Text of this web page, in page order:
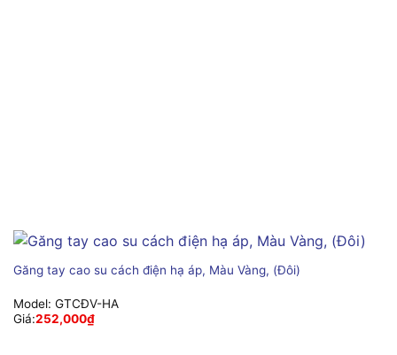
Găng tay cao su cách điện hạ áp, Màu Vàng, (Đôi)
Model: GTCĐV-HA
Giá:252,000₫